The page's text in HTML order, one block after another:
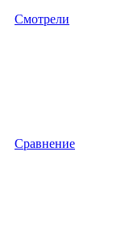
Смотрели
Сравнение